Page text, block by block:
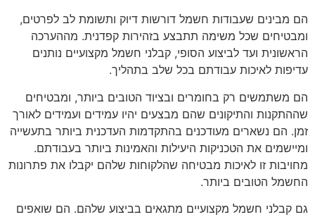
הם מבינים שעבודות חשמל דורשות דיוק ותשומת לב לפרטים,
ומבטיחים שכל משימה תתבצע בזהירות קפדנית. מההערכה
הראשונית ועד לביצוע הסופי, קבלני חשמל מקצועיים נותנים
עדיפות לאיכות עבודתם בכל שלב בתהליך.
הם משתמשים רק בחומרים ובציוד הטובים ביותר, ומבטיחים
שההתקנות והתיקונים שהם מבצעים יהיו עמידים ועמידים לאורך
זמן. הם נשארים מעודכנים בהתקדמות העדכנית ביותר בתעשייה
ומיישמים את הטכניקות היעילות והאמינות ביותר בעבודתם.
מחויבות זו לאיכות מבטיחה שהלקוחות שלהם יקבלו את פתרונות
החשמל הטובים ביותר.
גם קבלני חשמל מקצועיים מתגאים בביצוע שלהם. הם שואפים